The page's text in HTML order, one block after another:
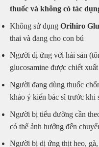
thuốc và không có tác
Không sử dụng Orihiro
thai và đang cho con bú
Người dị ứng với hải sản
glucosamine được chiết
Người đang dùng thuốc
khảo ý kiến bác sĩ trước khi
Người bị tiểu đường cần
có thể ảnh hưởng đến
Người bị dị ứng thịt heo, gà,